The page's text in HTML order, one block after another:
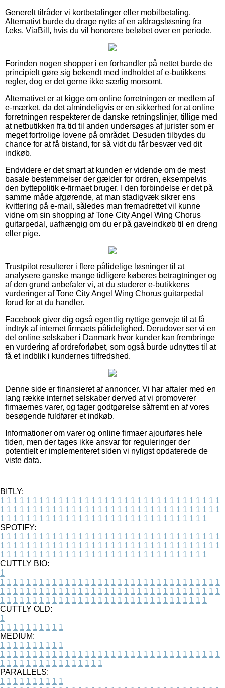
Generelt tilråder vi kortbetalinger eller mobilbetaling.
Alternativt burde du drage nytte af en afdragsløsning fra
f.eks. ViaBill, hvis du vil honorere beløbet over en periode.
Forinden nogen shopper i en forhandler på nettet burde de
principielt gøre sig bekendt med indholdet af e-butikkens
regler, dog er det gerne ikke særlig morsomt.
Alternativet er at kigge om online forretningen er medlem af
e-mærket, da det almindeligvis er en sikkerhed for at online
forretningen respekterer de danske retningslinjer, tillige med
at netbutikken fra tid til anden undersøges af jurister som er
meget fortrolige lovene på området. Desuden tilbydes du
chance for at få bistand, for så vidt du får besvær ved dit
indkøb.
Endvidere er det smart at kunden er vidende om de mest
basale bestemmelser der gælder for ordren, eksempelvis
den byttepolitik e-firmaet bruger. I den forbindelse er det på
samme måde afgørende, at man stadigvæk sikrer ens
kvittering på e-mail, således man fremadrettet vil kunne
vidne om sin shopping af Tone City Angel Wing Chorus
guitarpedal, uafhængig om du er på gaveindkøb til en dreng
eller pige.
Trustpilot resulterer i flere pålidelige løsninger til at
analysere ganske mange tidligere køberes betragtninger og
af den grund anbefaler vi, at du studerer e-butikkens
vurderinger af Tone City Angel Wing Chorus guitarpedal
forud for at du handler.
Facebook giver dig også egentlig nyttige genveje til at få
indtryk af internet firmaets pålidelighed. Derudover ser vi en
del online selskaber i Danmark hvor kunder kan frembringe
en vurdering af ordreforløbet, som også burde udnyttes til at
få et indblik i kundernes tilfredshed.
Denne side er finansieret af annoncer. Vi har aftaler med en
lang række internet selskaber derved at vi promoverer
firmaernes varer, og tager godtgørelse såfremt en af vores
besøgende fuldfører et indkøb.
Informationer om varer og online firmaer ajourføres hele
tiden, men der tages ikke ansvar for reguleringer der
potentielt er implementeret siden vi nyligst opdaterede de
viste data.
BITLY:
1 1 1 1 1 1 1 1 1 1 1 1 1 1 1 1 1 1 1 1 1 1 1 1 1 1 1 1 1 1 1 1 1 1
1 1 1 1 1 1 1 1 1 1 1 1 1 1 1 1 1 1 1 1 1 1 1 1 1 1 1 1 1 1 1 1 1 1
1 1 1 1 1 1 1 1 1 1 1 1 1 1 1 1 1 1 1 1 1 1 1 1 1 1 1 1 1 1 1 1
SPOTIFY:
1 1 1 1 1 1 1 1 1 1 1 1 1 1 1 1 1 1 1 1 1 1 1 1 1 1 1 1 1 1 1 1 1 1
1 1 1 1 1 1 1 1 1 1 1 1 1 1 1 1 1 1 1 1 1 1 1 1 1 1 1 1 1 1 1 1 1 1
1 1 1 1 1 1 1 1 1 1 1 1 1 1 1 1 1 1 1 1 1 1 1 1 1 1 1 1 1 1 1 1
CUTTLY BIO:
1
1 1 1 1 1 1 1 1 1 1 1 1 1 1 1 1 1 1 1 1 1 1 1 1 1 1 1 1 1 1 1 1 1 1
1 1 1 1 1 1 1 1 1 1 1 1 1 1 1 1 1 1 1 1 1 1 1 1 1 1 1 1 1 1 1 1 1 1
1 1 1 1 1 1 1 1 1 1 1 1 1 1 1 1 1 1 1 1 1 1 1 1 1 1 1 1 1 1 1 1
CUTTLY OLD:
1
1 1 1 1 1 1 1 1 1 1
MEDIUM:
1 1 1 1 1 1 1 1 1 1
1 1 1 1 1 1 1 1 1 1 1 1 1 1 1 1 1 1 1 1 1 1 1 1 1 1 1 1 1 1 1 1 1 1
1 1 1 1 1 1 1 1 1 1 1 1 1 1 1 1
PARALLELS:
1 1 1 1 1 1 1 1 1 1